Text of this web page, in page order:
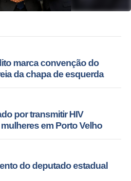
marca convenção do
da chapa de esquerda
por transmitir HIV
em Porto Velho
do deputado estadual